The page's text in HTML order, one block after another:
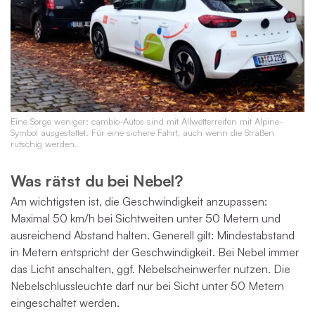
Eine Sorge weniger: cambio-Autos sind mit Allwetterreifen mit Alpine-
Symbol ausgestattet. Für eine sichere Fahrt, auch wenn die Straßen
rutschig werden.
Was rätst du bei Nebel?
Am wichtigsten ist, die Geschwindigkeit anzupassen:
Maximal 50 km/h bei Sichtweiten unter 50 Metern und
ausreichend Abstand halten. Generell gilt: Mindestabstand
in Metern entspricht der Geschwindigkeit. Bei Nebel immer
das Licht anschalten, ggf. Nebelscheinwerfer nutzen. Die
Nebelschlussleuchte darf nur bei Sicht unter 50 Metern
eingeschaltet werden.